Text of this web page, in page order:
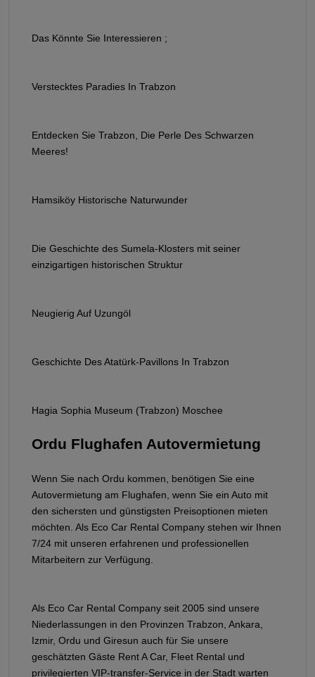
Das Könnte Sie Interessieren ;
Verstecktes Paradies In Trabzon
Entdecken Sie Trabzon, Die Perle Des Schwarzen
Meeres!
Hamsiköy Historische Naturwunder
Die Geschichte des Sumela-Klosters mit seiner
einzigartigen historischen Struktur
Neugierig Auf Uzungöl
Geschichte Des Atatürk-Pavillons In Trabzon
Hagia Sophia Museum (Trabzon) Moschee
Ordu Flughafen Autovermietung
Wenn Sie nach Ordu kommen, benötigen Sie eine
Autovermietung am Flughafen, wenn Sie ein Auto mit
den sichersten und günstigsten Preisoptionen mieten
möchten. Als Eco Car Rental Company stehen wir Ihnen
7/24 mit unseren erfahrenen und professionellen
Mitarbeitern zur Verfügung.
Als Eco Car Rental Company seit 2005 sind unsere
Niederlassungen in den Provinzen Trabzon, Ankara,
Izmir, Ordu und Giresun auch für Sie unsere
geschätzten Gäste Rent A Car, Fleet Rental und
privilegierten VIP-transfer-Service in der Stadt warten